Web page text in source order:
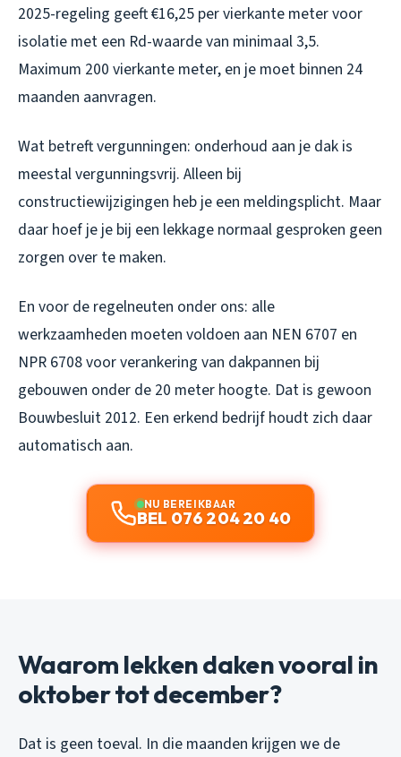
2025-regeling geeft €16,25 per vierkante meter voor
isolatie met een Rd-waarde van minimaal 3,5.
Maximum 200 vierkante meter, en je moet binnen 24
maanden aanvragen.
Wat betreft vergunningen: onderhoud aan je dak is
meestal vergunningsvrij. Alleen bij
constructiewijzigingen heb je een meldingsplicht. Maar
daar hoef je je bij een lekkage normaal gesproken geen
zorgen over te maken.
En voor de regelneuten onder ons: alle
werkzaamheden moeten voldoen aan NEN 6707 en
NPR 6708 voor verankering van dakpannen bij
gebouwen onder de 20 meter hoogte. Dat is gewoon
Bouwbesluit 2012. Een erkend bedrijf houdt zich daar
automatisch aan.
NU BEREIKBAAR
BEL 076 204 20 40
Waarom lekken daken vooral in
oktober tot december?
Dat is geen toeval. In die maanden krijgen we de